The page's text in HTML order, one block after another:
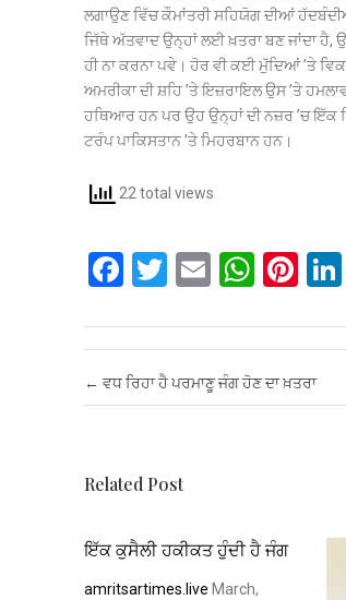
ਲਗਾਉਣ ਵਿੱਚ ਕੌਮਾਂਤਰੀ ਸਹਿਯੋਗ ਦੀਆਂ
ਜਿੱਥੇ ਅੱਤਵਾਦ ਉਨ੍ਹਾਂ ਲਈ ਖ਼ਤਰਾ ਬਣ ਜਾਂਦਾ ਹੈ,
ਹੀ ਨਾ ਕਰਨਾ ਪਵੇ। ਹੋਰ ਵੀ ਕਈ ਮੁੱਦਿਆਂ ’ਤੇ
ਅਮਰੀਕਾ ਦੀ ਸ਼ਹਿ ’ਤੇ ਇਜ਼ਰਾਇਲ ਉਸ ’ਤੇ
ਹਥਿਆਰ ਹਨ ਪਰ ਉਹ ਉਨ੍ਹਾਂ ਦੀ ਨਜ਼ਰ ’ਚ ਇੱਕ
ਟਰੰਪ ਪਾਕਿਸਤਾਨ ’ਤੇ ਮਿਹਰਬਾਨ ਹਨ।
22 total views
F
ce
b
o
k
T
tt
er
E
ail
W
at
s
A
Pi
er
es
t
Post navigation
← ਵਧ ਰਿਹਾ ਹੈ ਪਰਮਾਣੂ ਜੰਗ ਹੋਣ ਦਾ ਖ਼ਤਰਾ
Related Post
ਇੱਕ ਕੁਸੈਲੀ ਹਕੀਕਤ ਹੁੰਦੀ ਹੈ ਜੰਗ
amritsartimes.live March,